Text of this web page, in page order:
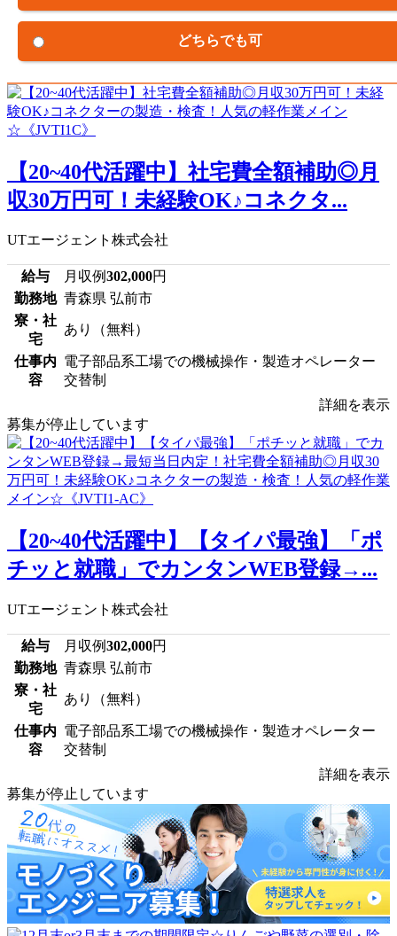
どちらでも可
【20~40代活躍中】社宅費全額補助◎月
収30万円可！未経験OK♪コネクタ...
UTエージェント株式会社
給与 月収例302,000円
勤務地 青森県 弘前市
寮・社
宅
あり（無料）
仕事内
容
電子部品系工場での機械操作・製造オペレーター
交替制
詳細を表示
募集が停止しています
【20~40代活躍中】【タイパ最強】「ポ
チッと就職」でカンタンWEB登録→...
UTエージェント株式会社
給与 月収例302,000円
勤務地 青森県 弘前市
寮・社
宅
あり（無料）
仕事内
容
電子部品系工場での機械操作・製造オペレーター
交替制
詳細を表示
募集が停止しています